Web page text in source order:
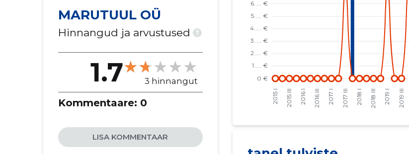
MARUTUUL OÜ
Hinnangud ja arvustused ?
1.7 3 hinnangut
Kommentaare: 0
LISA KOMMENTAAR